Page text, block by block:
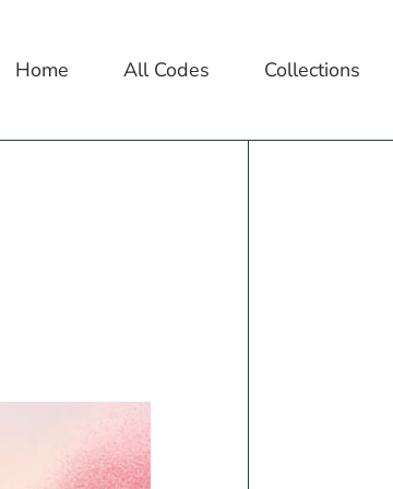
Home All Codes Collections